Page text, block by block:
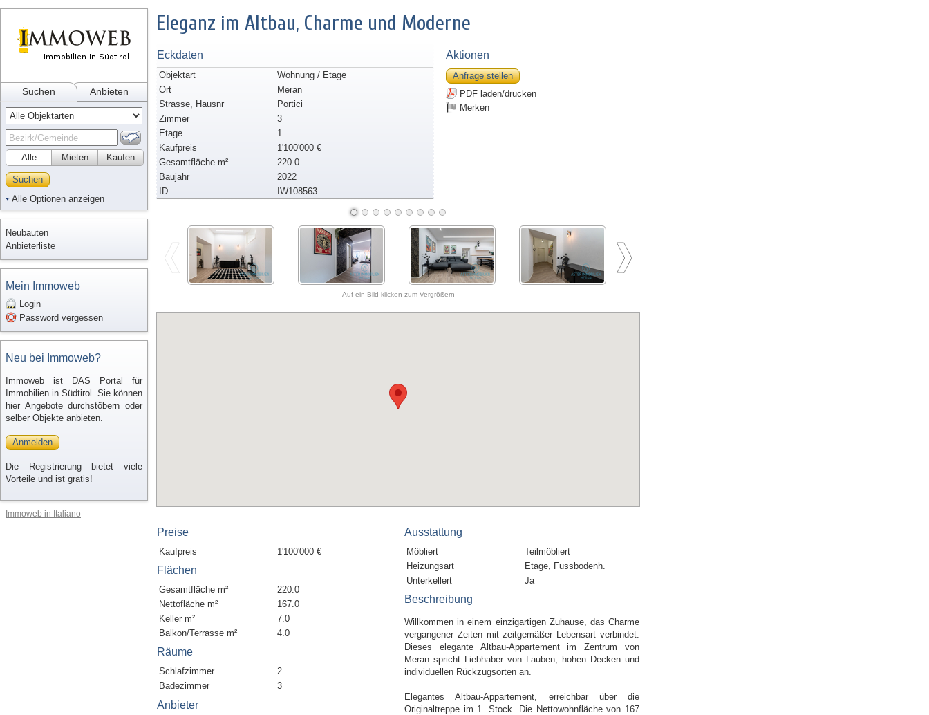
Suchen Anbieten
Alle Kaufen
Mieten
Suchen
Alle Optionen anzeigen
Neubauten
Anbieterliste
Mein Immoweb
Login
Password vergessen
Neu bei Immoweb?
Immoweb ist DAS Portal für
Immobilien in Südtirol. Sie können
hier Angebote durchstöbern oder
selber Objekte anbieten.
Anmelden
Die Registrierung bietet viele
Vorteile und ist gratis!
Immoweb in Italiano
Eleganz im Altbau, Charme und Moderne
Eckdaten
Objektart
Wohnung / Etage
Ort
Meran
Strasse, Hausnr
Portici
Zimmer
3
Etage
1
Kaufpreis
1'100'000 €
Gesamtfläche m²
220.0
Baujahr
2022
ID
IW108563
Aktionen
Anfrage stellen
PDF laden/drucken
Merken
Auf ein Bild klicken zum Vergrößern
Preise
Kaufpreis 1'100'000 €
Flächen
Gesamtfläche m²
220.0
Nettofläche m²
167.0
Keller m²
7.0
Balkon/Terrasse m²
4.0
Räume
Schlafzimmer
2
Badezimmer
3
Ausstattung
Möbliert
Teilmöbliert
Heizungsart
Etage, Fussbodenh.
Unterkellert
Ja
Beschreibung
Willkommen in einem einzigartigen Zuhause, das Charme
vergangener Zeiten mit zeitgemäßer Lebensart verbindet.
Dieses elegante Altbau-Appartement im Zentrum von
Meran spricht Liebhaber von Lauben, hohen Decken und
individuellen Rückzugsorten an.
Elegantes Altbau-Appartement, erreichbar über die
Originaltreppe im 1. Stock. Die Nettowohnfläche von 167
Anbieter